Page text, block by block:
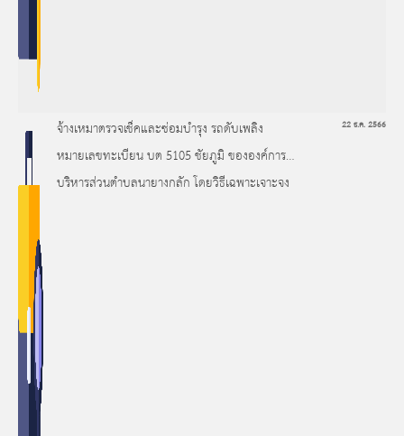
จ้างเหมาตรวจเช็คและซ่อมบำรุง รถดับเพลิง
หมายเลขทะเบียน บต 5105 ชัยภูมิ ขององค์การ
บริหารส่วนตำบลนายางกลัก โดยวิธีเฉพาะเจาะจง
22 ธ.ค. 2566